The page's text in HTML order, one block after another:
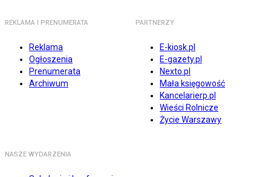
REKLAMA I PRENUMERATA
Reklama
Ogłoszenia
Prenumerata
Archiwum
PARTNERZY
E-kiosk.pl
E-gazety.pl
Nexto.pl
Mała księgowość
Kancelarierp.pl
Wieści Rolnicze
Życie Warszawy
NASZE WYDARZENIA